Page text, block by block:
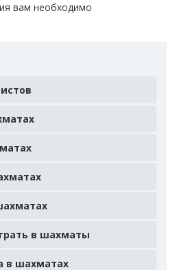
вам необходимо
в шахматы
в шахматах